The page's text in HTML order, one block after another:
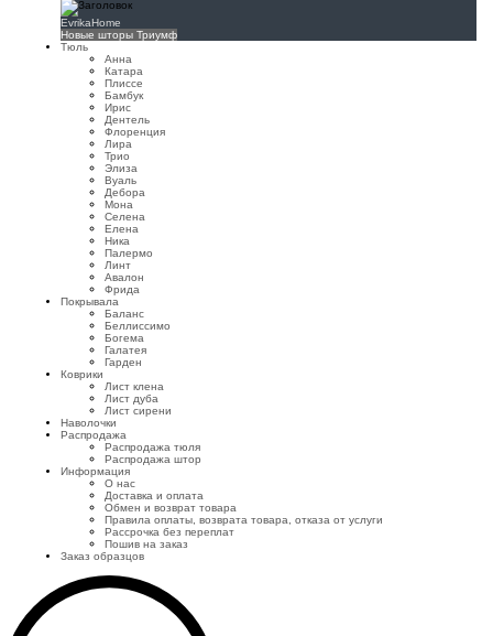
EvrikaHome
Новые шторы Триумф
Тюль
Анна
Катара
Плиссе
Бамбук
Ирис
Дентель
Флоренция
Лира
Трио
Элиза
Вуаль
Дебора
Мона
Селена
Елена
Ника
Палермо
Линт
Авалон
Фрида
Покрывала
Баланс
Беллиссимо
Богема
Галатея
Гарден
Коврики
Лист клена
Лист дуба
Лист сирени
Наволочки
Распродажа
Распродажа тюля
Распродажа штор
Информация
О нас
Доставка и оплата
Обмен и возврат товара
Правила оплаты, возврата товара, отказа от услуги
Рассрочка без переплат
Пошив на заказ
Заказ образцов